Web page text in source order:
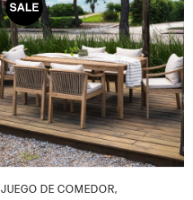
JUEGO DE COMEDOR,